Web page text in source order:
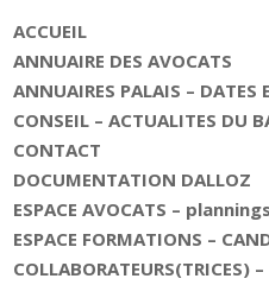
ACCUEIL
ANNUAIRE DES AVOCATS
ANNUAIRES PALAIS – DATES
CONSEIL – ACTUALITES DU
CONTACT
DOCUMENTATION DALLOZ
ESPACE AVOCATS –
ESPACE FORMATIONS –
COLLABORATEURS(TRICES)